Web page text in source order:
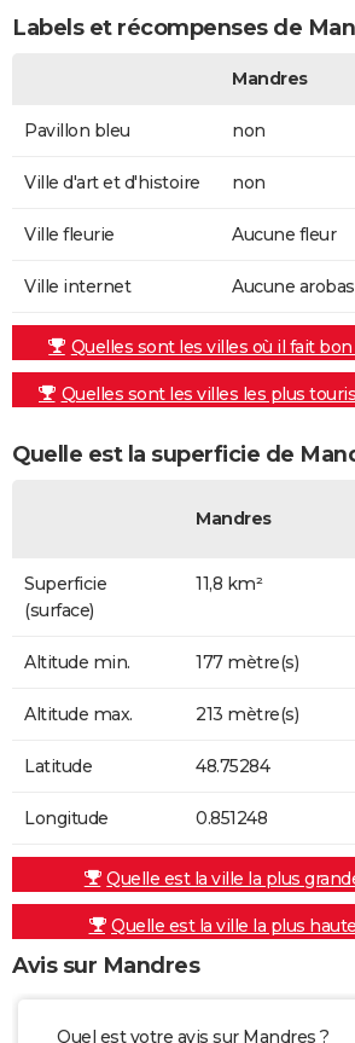
Labels et récompenses de
Mandres
Pavillon bleu non
Ville d'art et d'histoire non
Ville fleurie Aucune fleur
Ville internet Aucune
Quelles sont les villes où il fait
Quelles sont les villes les plus
Quelle est la superficie de
Mandres
Superficie
(surface)
11,8 km²
Altitude min. 177 mètre(s)
Altitude max. 213 mètre(s)
Latitude 48.75284
Longitude 0.851248
Quelle est la ville la plus
Quelle est la ville la plus
Avis sur Mandres
Quel est votre avis sur Mandres ?